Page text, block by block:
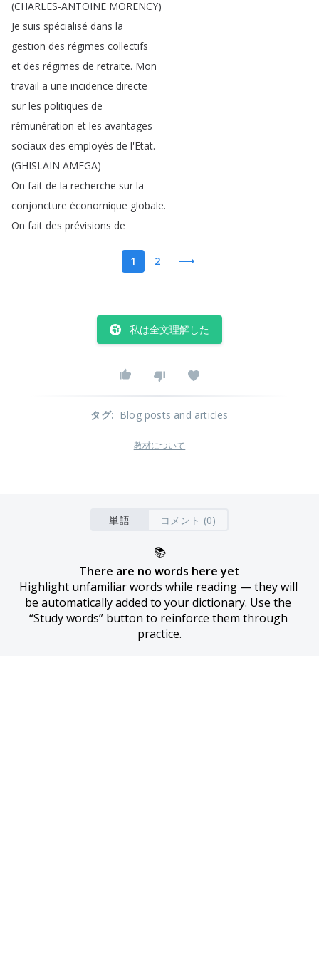
(CHARLES-ANTOINE MORENCY)
Je suis spécialisé dans la
gestion des régimes collectifs
et des régimes de retraite. Mon
travail a une incidence directe
sur les politiques de
rémunération et les avantages
sociaux des employés de l'Etat.
(GHISLAIN AMEGA)
On fait de la recherche sur la
conjoncture économique globale.
On fait des prévisions de
1 2
私は全文理解した
タグ: Blog posts and articles
教材について
単語 コメント (0)
📚
There are no words here yet
Highlight unfamiliar words while reading — they will
be automatically added to your dictionary. Use the
“Study words” button to reinforce them through
practice.